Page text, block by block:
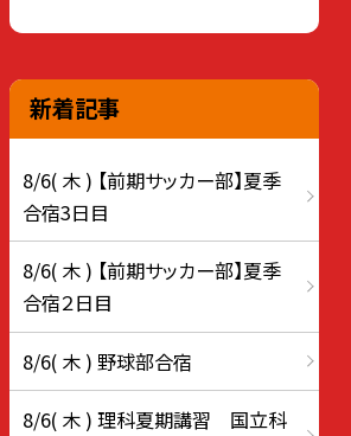
新着記事
8/6( 木 ) 【前期サッカー部】夏季
合宿3日目
8/6( 木 ) 【前期サッカー部】夏季
合宿２日目
8/6( 木 ) 野球部合宿
8/6( 木 ) 理科夏期講習 国立科